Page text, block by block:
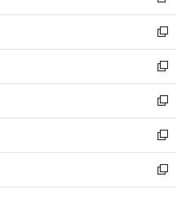
開
く
ウ
で
開
く
ン
ド
ウ
で
開
く
ウ
ィ
ン
ド
ウ
で
開
く
し
い
ウ
ィ
ン
ド
ウ
で
開
く
新
し
い
ウ
ィ
ン
ド
ウ
で
開
新
し
い
ウ
ィ
ン
ド
ウ
新
し
い
ウ
ィ
ン
新
し
い
ウ
新
し